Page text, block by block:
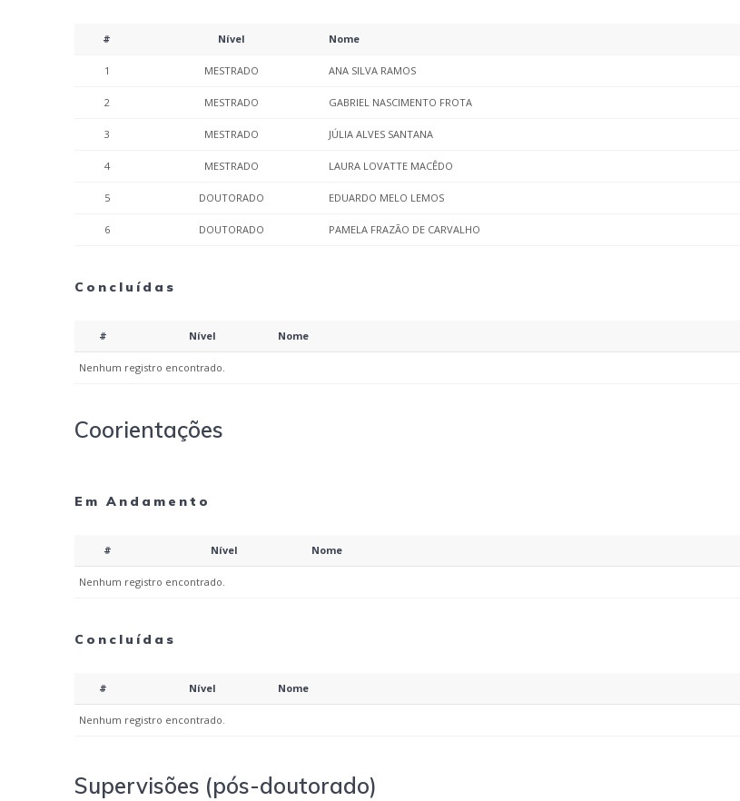
# Nível Nome
1 MESTRADO ANA SILVA RAMOS
2 MESTRADO GABRIEL NASCIMENTO FROTA
3 MESTRADO JÚLIA ALVES SANTANA
4 MESTRADO LAURA LOVATTE MACÊDO
5 DOUTORADO EDUARDO MELO LEMOS
6 DOUTORADO PAMELA FRAZÃO DE CARVALHO
Concluídas
# Nível Nome
Nenhum registro encontrado.
Coorientações
Em Andamento
# Nível Nome
Nenhum registro encontrado.
Concluídas
# Nível Nome
Nenhum registro encontrado.
Supervisões (pós-doutorado)